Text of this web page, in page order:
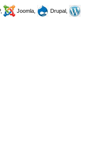
Joomla,
Drupal,